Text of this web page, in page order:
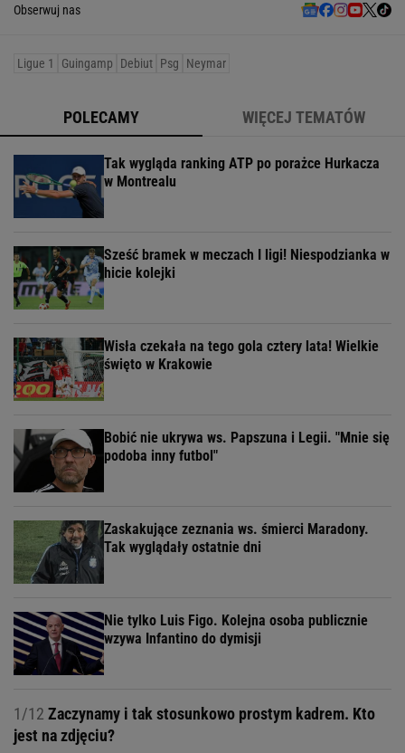
Obserwuj nas
Ligue 1 Guingamp Debiut Psg Neymar
POLECAMY WIĘCEJ TEMATÓW
Tak wygląda ranking ATP po porażce Hurkacza
w Montrealu
Sześć bramek w meczach I ligi! Niespodzianka w
hicie kolejki
Wisła czekała na tego gola cztery lata! Wielkie
święto w Krakowie
Bobić nie ukrywa ws. Papszuna i Legii. "Mnie się
podoba inny futbol"
Zaskakujące zeznania ws. śmierci Maradony.
Tak wyglądały ostatnie dni
Nie tylko Luis Figo. Kolejna osoba publicznie
wzywa Infantino do dymisji
1/12 Zaczynamy i tak stosunkowo prostym kadrem. Kto
jest na zdjęciu?